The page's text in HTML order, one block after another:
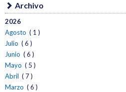
Archivo
2026
Agosto ( 1 )
Julio ( 6 )
Junio ( 6 )
Mayo ( 5 )
Abril ( 7 )
Marzo ( 6 )